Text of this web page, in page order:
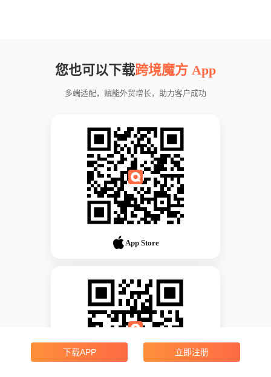
您也可以下载跨境魔方 App
多端适配，赋能外贸增长，助力客户成功
App Store
下载APP 立即注册